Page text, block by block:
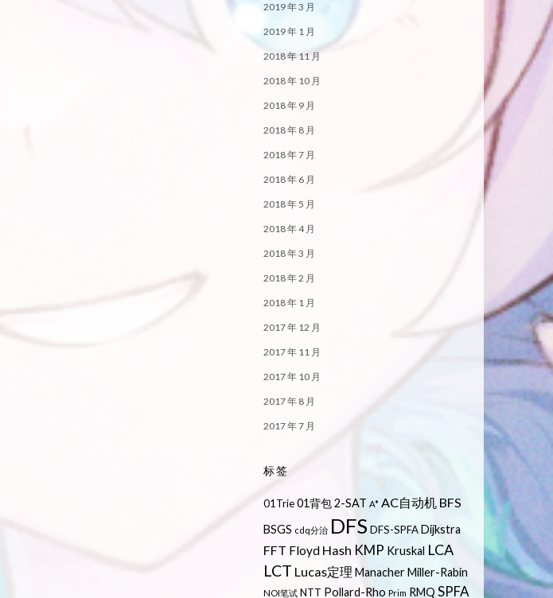
2019 年 3 月
2019 年 1 月
2018 年 11 月
2018 年 10 月
2018 年 9 月
2018 年 8 月
2018 年 7 月
2018 年 6 月
2018 年 5 月
2018 年 4 月
2018 年 3 月
2018 年 2 月
2018 年 1 月
2017 年 12 月
2017 年 11 月
2017 年 10 月
2017 年 8 月
2017 年 7 月
标签
01Trie 01背包 2-SAT A* AC自动机 BFS
BSGS cdq分治 DFS DFS-SPFA Dijkstra
FFT Floyd Hash KMP Kruskal LCA
LCT Lucas定理 Manacher Miller-Rabin
NOI笔试 NTT Pollard-Rho Prim RMQ SPFA